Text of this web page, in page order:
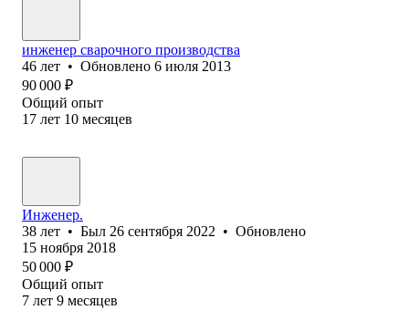
инженер сварочного производства
46 лет • Обновлено 6 июля 2013
90 000 ₽
Общий опыт
17 лет 10 месяцев
Инженер.
38 лет • Был 26 сентября 2022 • Обновлено
15 ноября 2018
50 000 ₽
Общий опыт
7 лет 9 месяцев